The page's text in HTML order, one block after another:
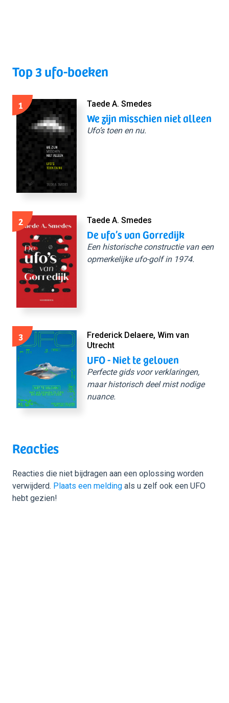
Top 3 ufo-boeken
1 Taede A. Smedes
We zijn misschien niet alleen
Ufo’s toen en nu.
2 Taede A. Smedes
De ufo’s van Gorredijk
Een historische constructie van een
opmerkelijke ufo-golf in 1974.
3
Frederick Delaere, Wim van
Utrecht
UFO - Niet te geloven
Perfecte gids voor verklaringen,
maar historisch deel mist nodige
nuance.
Reacties
Reacties die niet bijdragen aan een oplossing worden
verwijderd. Plaats een melding als u zelf ook een UFO
hebt gezien!